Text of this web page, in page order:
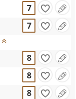
7
7
8
8
8